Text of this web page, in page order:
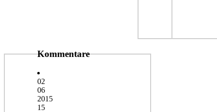
Kommentare
02
06
2015
15